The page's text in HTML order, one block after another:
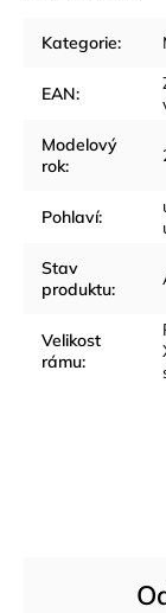
Kategorie:
EAN:
Modelový
rok:
Pohlaví:
Stav
produktu:
Velikost
rámu: